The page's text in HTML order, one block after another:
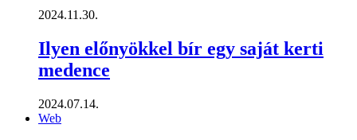
2024.11.30.
Ilyen előnyökkel bír egy saját kerti
medence
2024.07.14.
Web